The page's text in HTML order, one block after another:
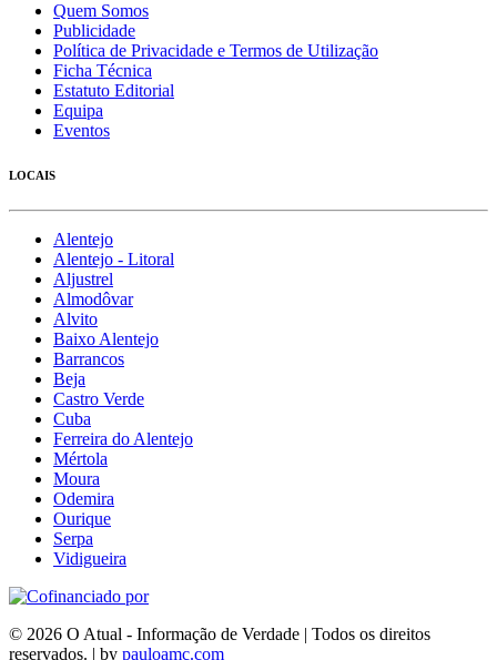
Quem Somos
Publicidade
Política de Privacidade e Termos de Utilização
Ficha Técnica
Estatuto Editorial
Equipa
Eventos
LOCAIS
Alentejo
Alentejo - Litoral
Aljustrel
Almodôvar
Alvito
Baixo Alentejo
Barrancos
Beja
Castro Verde
Cuba
Ferreira do Alentejo
Mértola
Moura
Odemira
Ourique
Serpa
Vidigueira
© 2026 O Atual - Informação de Verdade | Todos os direitos
reservados. | by pauloamc.com